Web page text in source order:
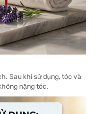
Sau khi sử dụng, tóc và
nặng tóc.